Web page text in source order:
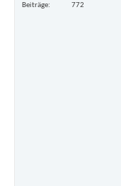
Beiträge
772